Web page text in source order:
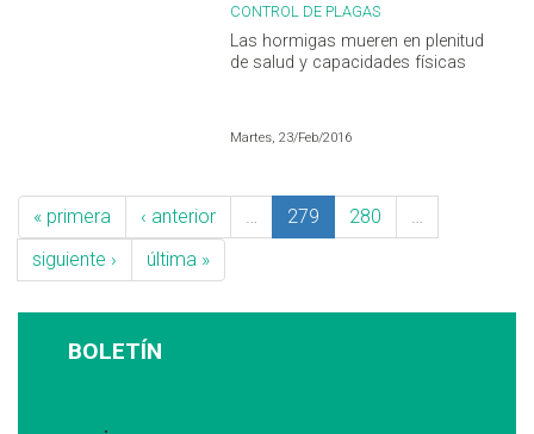
CONTROL DE PLAGAS
Las hormigas mueren en plenitud
de salud y capacidades físicas
Martes, 23/Feb/2016
« primera ‹ anterior 279 280
siguiente ›
última »
BOLETÍN